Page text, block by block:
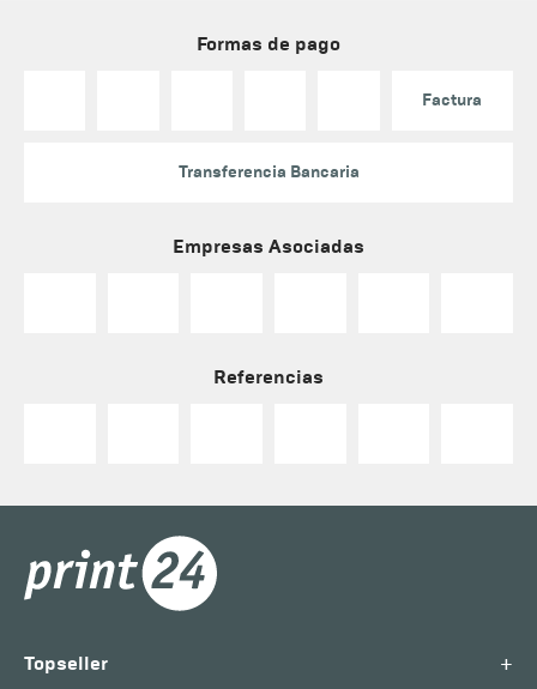
Formas de pago
Factura
Transferencia Bancaria
Empresas Asociadas
Referencias
Topseller +